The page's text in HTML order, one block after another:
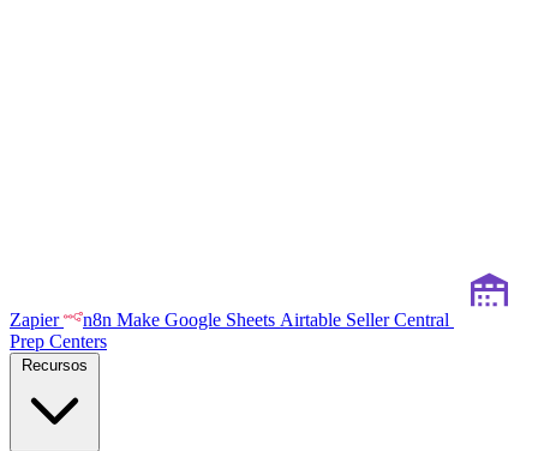
Zapier n8n Make Google Sheets Airtable Seller Central
Prep Centers